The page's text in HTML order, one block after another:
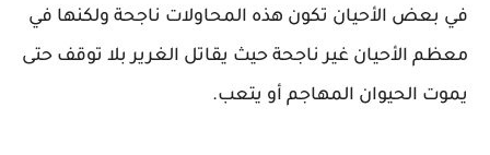
في بعض الأحيان تكون هذه المحاولات ناجحة ولكنها في
معظم الأحيان غير ناجحة حيث يقاتل الغرير بلا توقف حتى
يموت الحيوان المهاجم أو يتعب.